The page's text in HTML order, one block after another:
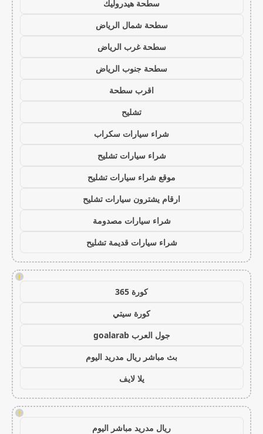
سطحة هيدروليك
سطحة شمال الرياض
سطحة غرب الرياض
سطحة جنوب الرياض
اقرب سطحة
تشليح
شراء سيارات سكراب
شراء سيارات تشليح
موقع شراء سيارات تشليح
ارقام يشترون سيارات تشليح
شراء سيارات مصدومة
شراء سيارات قديمة تشليح
!
كورة 365
كورة سيتي
جول العرب goalarab
بث مباشر ريال مدريد اليوم
يلا لايف
!
ريال مدريد مباشر اليوم